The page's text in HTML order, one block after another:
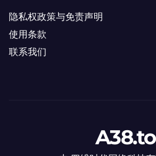
隐私权政策与免责声明
使用条款
联系我们